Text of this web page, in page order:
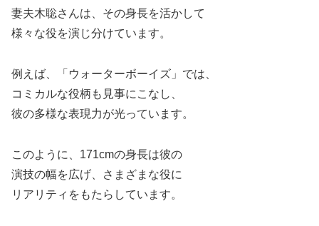
妻夫木聡さんは、その身長を活かして
様々な役を演じ分けています。
例えば、「ウォーターボーイズ」では、
コミカルな役柄も見事にこなし、
彼の多様な表現力が光っています。
このように、171cmの身長は彼の
演技の幅を広げ、さまざまな役に
リアリティをもたらしています。